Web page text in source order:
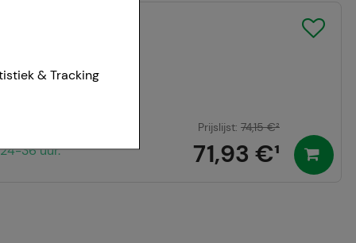
van onze
maken,
inhoud weer te
& Tracking
36 uur. 71,93 €¹
Prijslijst: 74,15 €²